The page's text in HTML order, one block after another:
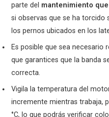
parte del mantenimiento
si observas que se ha torcido
los pernos ubicados en los
Es posible que sea necesario
que garantices que la banda
correcta.
Vigila la temperatura del
incremente mientras trabaja,
°C, lo que podrás verificar